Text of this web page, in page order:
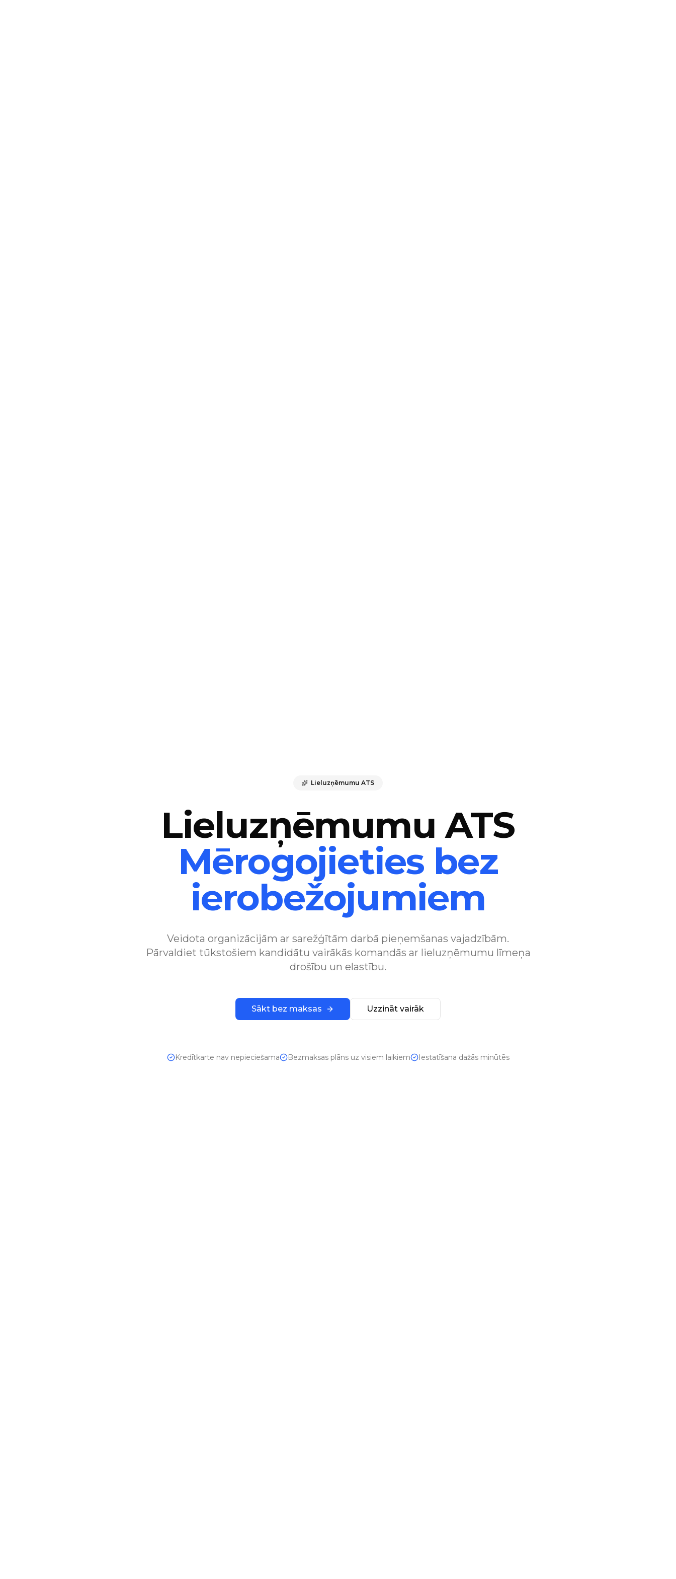
Lieluzņēmumu ATS
Lieluzņēmumu ATS
Mērogojieties bez
ierobežojumiem
Veidota organizācijām ar sarežģītām darbā pieņemšanas vajadzībām.
Pārvaldiet tūkstošiem kandidātu vairākās komandās ar lieluzņēmumu līmeņa
drošību un elastību.
Sākt bez maksas Uzzināt vairāk
Kredītkarte nav nepieciešama Bezmaksas plāns uz visiem laikiem Iestatīšana dažās minūtēs